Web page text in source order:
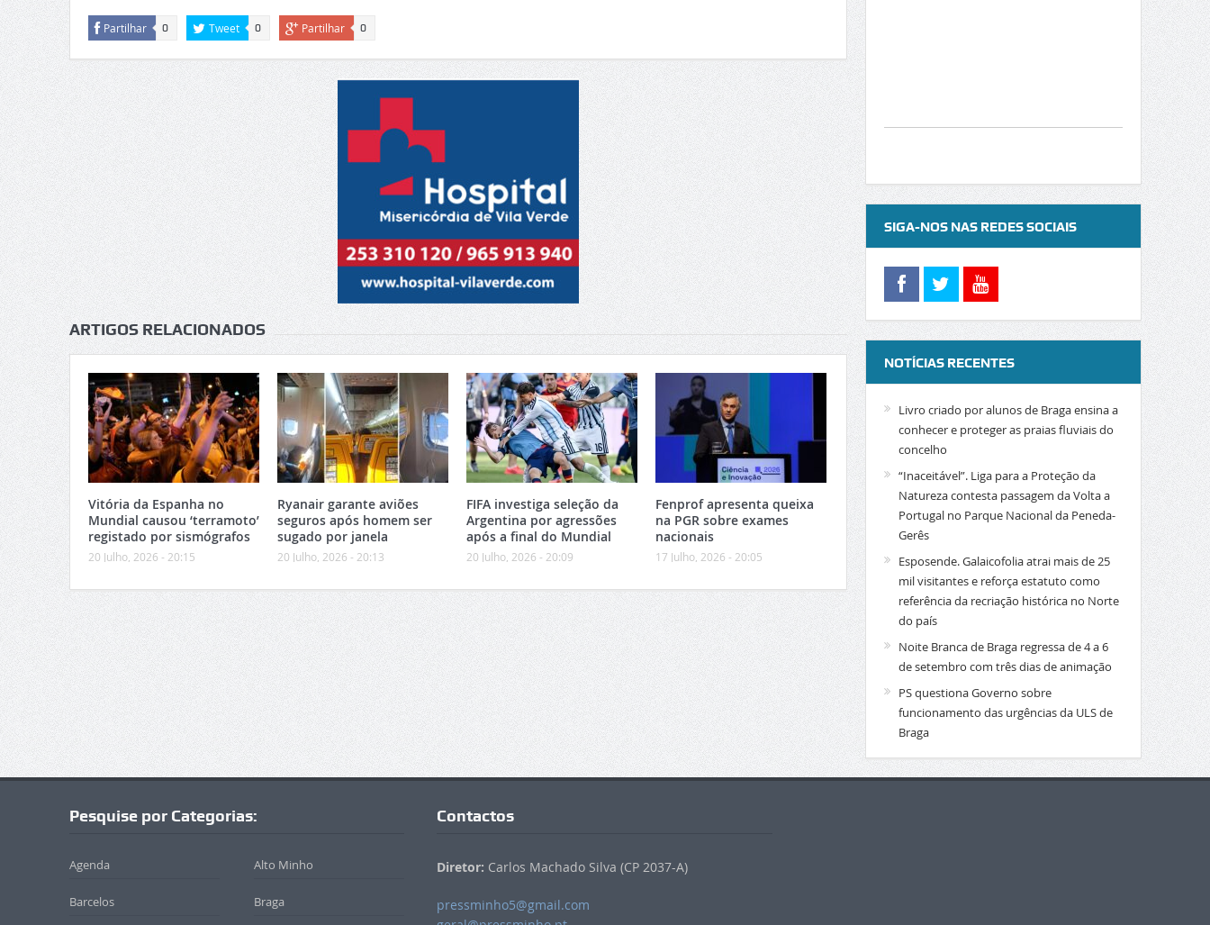
Partilhar 0 Tweet 0 Partilhar 0
ARTIGOS RELACIONADOS
Vitória da Espanha no
Mundial causou ‘terramoto’
registado por sismógrafos
20 Julho, 2026 - 20:15
Ryanair garante aviões
seguros após homem ser
sugado por janela
20 Julho, 2026 - 20:13
FIFA investiga seleção da
Argentina por agressões
após a final do Mundial
20 Julho, 2026 - 20:09
Fenprof apresenta queixa
na PGR sobre exames
nacionais
17 Julho, 2026 - 20:05
SIGA-NOS NAS REDES SOCIAIS
NOTÍCIAS RECENTES
Livro criado por alunos de Braga ensina a
conhecer e proteger as praias fluviais do
concelho
“Inaceitável”. Liga para a Proteção da
Natureza contesta passagem da Volta a
Portugal no Parque Nacional da Peneda-
Gerês
Esposende. Galaicofolia atrai mais de 25
mil visitantes e reforça estatuto como
referência da recriação histórica no Norte
do país
Noite Branca de Braga regressa de 4 a 6
de setembro com três dias de animação
PS questiona Governo sobre
funcionamento das urgências da ULS de
Braga
Pesquise por Categorias:
Agenda Alto Minho
Barcelos Braga
Contactos
Diretor: Carlos Machado Silva (CP 2037-A)
pressminho5@gmail.com